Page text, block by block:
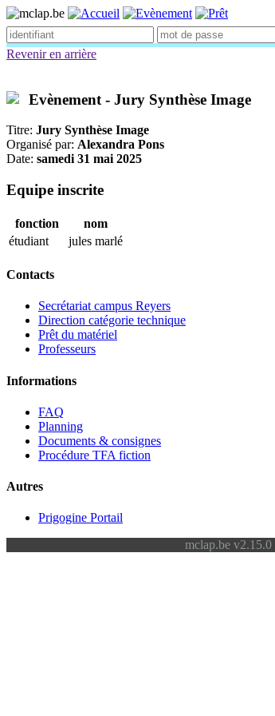
Revenir en arrière
Evènement - Jury Synthèse Image
Titre: Jury Synthèse Image
Organisé par: Alexandra Pons
Date: samedi 31 mai 2025
Equipe inscrite
fonction
nom
étudiant
jules marlé
Contacts
Secrétariat campus Reyers
Direction catégorie technique
Prêt du matériel
Professeurs
Informations
FAQ
Planning
Documents & consignes
Procédure TFA fiction
Autres
Prigogine Portail
mclap.be